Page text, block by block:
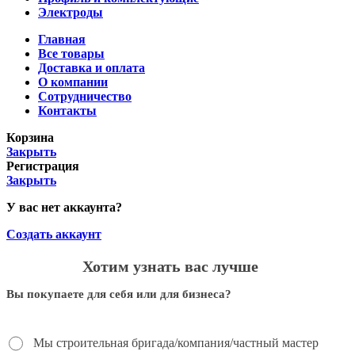
Электроды
Главная
Все товары
Доставка и оплата
О компании
Сотрудничество
Контакты
Корзина
Закрыть
Регистрация
Закрыть
У вас нет аккаунта?
Создать аккаунт
Хотим узнать вас лучше
Вы покупаете для себя или для бизнеса?
Мы строительная бригада/компания/частный мастер